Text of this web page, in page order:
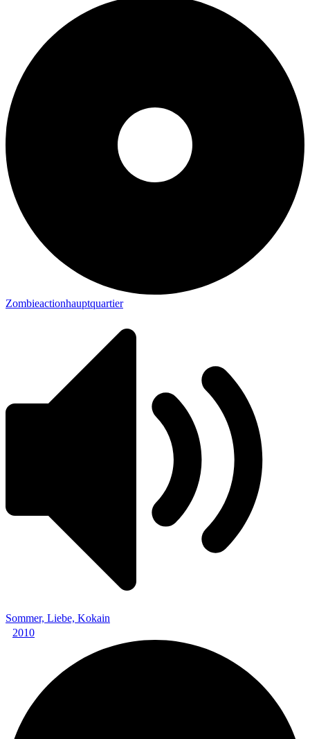
Zombieactionhauptquartier
Sommer, Liebe, Kokain
2010